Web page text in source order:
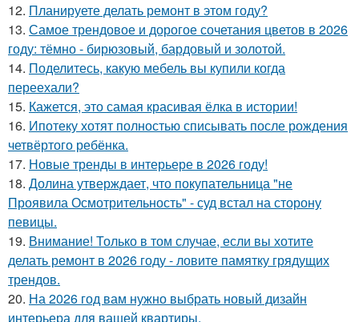
12. Планируете делать ремонт в этом году?
13. Самое трендовое и дорогое сочетания цветов в 2026
году: тёмно - бирюзовый, бардовый и золотой.
14. Поделитесь, какую мебель вы купили когда
переехали?
15. Кажется, это самая красивая ёлка в истории!
16. Ипотеку хотят полностью списывать после рождения
четвёртого ребёнка.
17. Новые тренды в интерьере в 2026 году!
18. Долина утверждает, что покупательница "не
Проявила Осмотрительность" - суд встал на сторону
певицы.
19. Внимание! Только в том случае, если вы хотите
делать ремонт в 2026 году - ловите памятку грядущих
трендов.
20. На 2026 год вам нужно выбрать новый дизайн
интерьера для вашей квартиры.